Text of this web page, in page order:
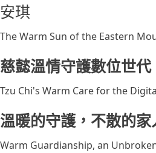
安琪
The Warm Sun of the Eastern
慈懿溫情守護數位世代
Tzu Chi's Warm Care for the
溫暖的守護，不散的家
Warm Guardianship, an